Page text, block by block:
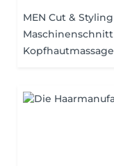
MEN Cut & Styling
Maschinenschnitt
Kopfhautmassage